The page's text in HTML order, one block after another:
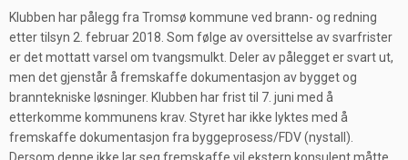
Klubben har pålegg fra Tromsø kommune ved brann- og redning
etter tilsyn 2. februar 2018. Som følge av oversittelse av svarfrister
er det mottatt varsel om tvangsmulkt. Deler av pålegget er svart ut,
men det gjenstår å fremskaffe dokumentasjon av bygget og
branntekniske løsninger. Klubben har frist til 7. juni med å
etterkomme kommunens krav. Styret har ikke lyktes med å
fremskaffe dokumentasjon fra byggeprosess/FDV (nystall).